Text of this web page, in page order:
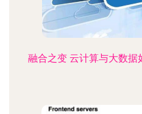
融合之变 云计算与大数据